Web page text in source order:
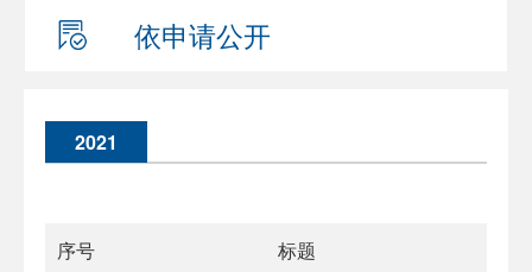
依申请公开
2021
序号 标题